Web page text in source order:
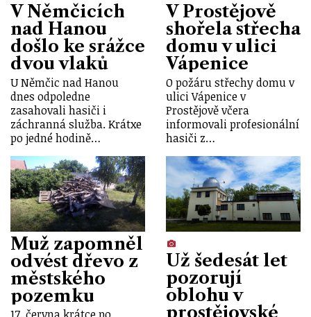
V Němčicích
nad Hanou
došlo ke srážce
dvou vlaků
U Němčic nad Hanou
dnes odpoledne
zasahovali hasiči i
záchranná služba. Krátxe
po jedné hodině…
V Prostějově
shořela střecha
domu v ulici
Vápenice
O požáru střechy domu v
ulici Vápenice v
Prostějově včera
informovali profesionální
hasiči z…
Muž zapomněl
odvést dřevo z
městského
pozemku
Už šedesát let
pozorují
oblohu v
prostějovské